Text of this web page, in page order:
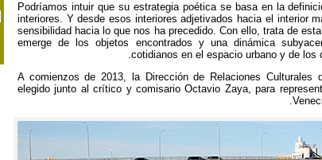
Podríamos intuir que su estrategia poética se basa en la
interiores. Y desde esos interiores adjetivados hacia el interior
sensibilidad hacia lo que nos ha precedido. Con ello,trata de
emerge de los objetos encontrados y una dinámica
cotidianos en el espacio urbano y de
.
A comienzos de 2013,
la Dirección de Relaciones
elegido junto al crítico y comisario Octavio Zaya,para